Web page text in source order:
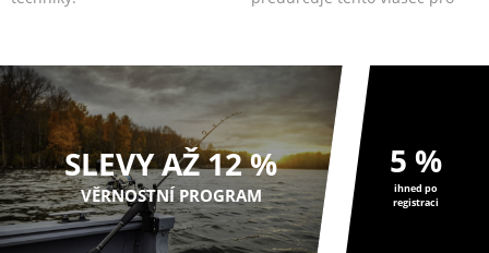
SLEVY AŽ 12 %
VĚRNOSTNÍ PROGRAM
5 %
ihned po
registraci